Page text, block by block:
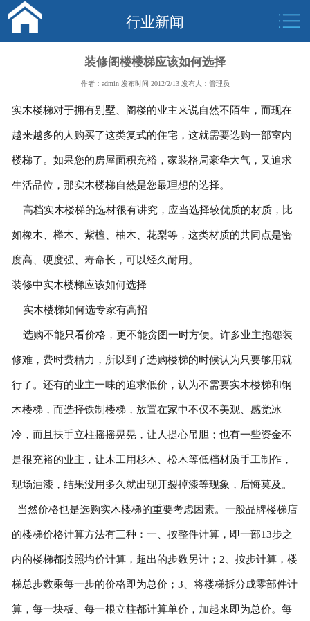
行业新闻
装修阁楼楼梯应该如何选择
作者：admin 发布时间 2012/2/13 发布人：管理员
实木楼梯对于拥有别墅、阁楼的业主来说自然不陌生，而现在
越来越多的人购买了这类复式的住宅，这就需要选购一部室内
楼梯了。如果您的房屋面积充裕，家装格局豪华大气，又追求
生活品位，那实木楼梯自然是您最理想的选择。
高档实木楼梯的选材很有讲究，应当选择较优质的材质，比
如橡木、榉木、紫檀、柚木、花梨等，这类材质的共同点是密
度高、硬度强、寿命长，可以经久耐用。
装修中实木楼梯应该如何选择
实木楼梯如何选专家有高招
选购不能只看价格，更不能贪图一时方便。许多业主抱怨装
修难，费时费精力，所以到了选购楼梯的时候认为只要够用就
行了。还有的业主一味的追求低价，认为不需要实木楼梯和钢
木楼梯，而选择铁制楼梯，放置在家中不仅不美观、感觉冰
冷，而且扶手立柱摇摇晃晃，让人提心吊胆；也有一些资金不
是很充裕的业主，让木工用杉木、松木等低档材质手工制作，
现场油漆，结果没用多久就出现开裂掉漆等现象，后悔莫及。
当然价格也是选购实木楼梯的重要考虑因素。一般品牌楼梯店
的楼梯价格计算方法有三种：一、按整件计算，即一部13步之
内的楼梯都按照均价计算，超出的步数另计；2、按步计算，楼
梯总步数乘每一步的价格即为总价；3、将楼梯拆分成零部件计
算，每一块板、每一根立柱都计算单价，加起来即为总价。每